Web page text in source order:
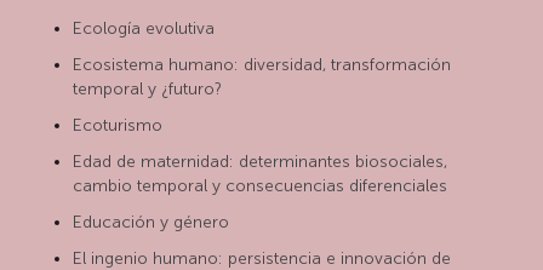
Ecología evolutiva
Ecosistema humano: diversidad, transformación
temporal y ¿futuro?
Ecoturismo
Edad de maternidad: determinantes biosociales,
cambio temporal y consecuencias diferenciales
Educación y género
El ingenio humano: persistencia e innovación de